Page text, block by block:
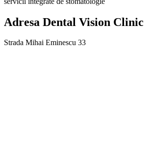
Adresa Dental Vision Clinic
Strada Mihai Eminescu 33